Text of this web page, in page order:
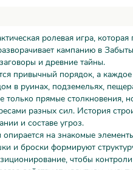
ролевая игра, которая
кампанию в
и древние тайны.
привычный порядок, а
в руинах, подземельях,
прямые столкновения,
разных сил. История
и составе угроз.
на знакомые
и броски формируют
чтобы